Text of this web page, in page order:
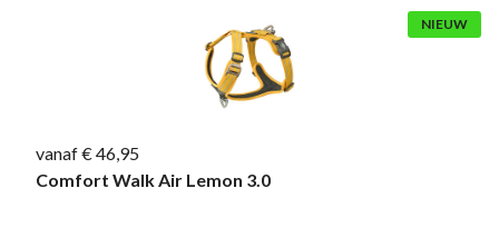
NIEUW
vanaf € 46,95
Comfort Walk Air Lemon 3.0